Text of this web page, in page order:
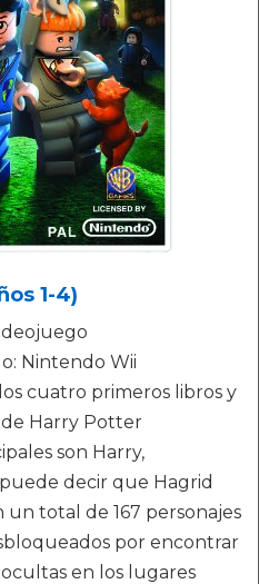
1-4)
Nintendo Wii
cuatro primeros libros y
Harry Potter
son Harry,
decir que Hagrid
total de 167 personajes
por encontrar
ocultas en los lugares